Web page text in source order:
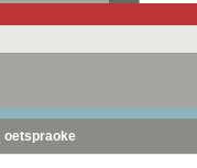
oetspraoke